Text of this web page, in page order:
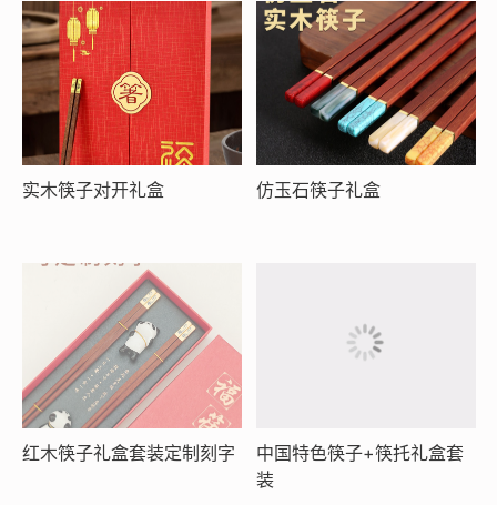
实木筷子对开礼盒 仿玉石筷子礼盒
红木筷子礼盒套装定制刻字
中国特色筷子+筷托礼盒套
装